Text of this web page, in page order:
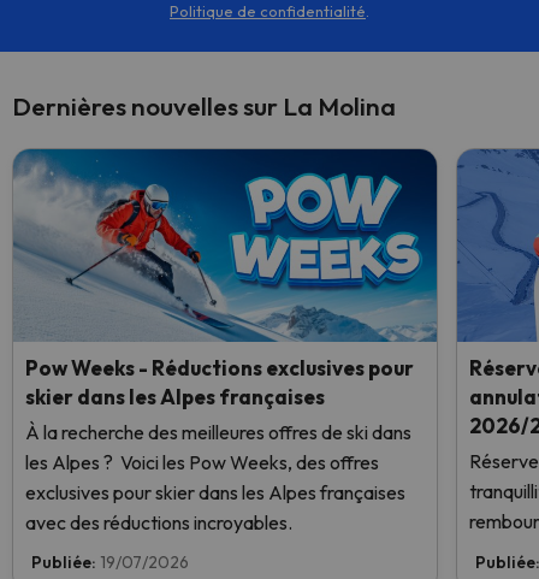
Politique de confidentialité
Dernières nouvelles sur La Molina
Pow Weeks - Réductions exclusives pour
skier dans les Alpes françaises
À la recherche des meilleures offres de ski dans
les Alpes ? Voici les Pow Weeks, des offres
exclusives pour skier dans les Alpes françaises
avec des réductions incroyables.
Publiée: 19/07/2026
2026/